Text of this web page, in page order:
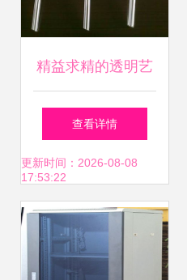
精益求精的透明艺
术 长沙诺达仪器设
备的玻璃器皿品质
解析
查看详情
更新时间：2026-08-08
17:53:22